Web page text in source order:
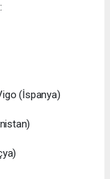
(İspanya)